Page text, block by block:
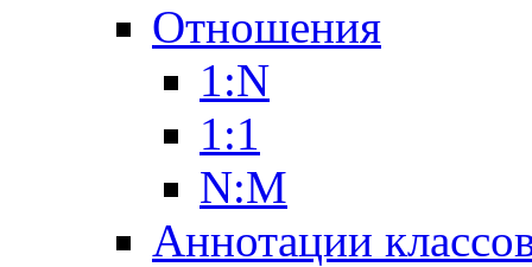
Отношения
1:N
1:1
N:M
Аннотации